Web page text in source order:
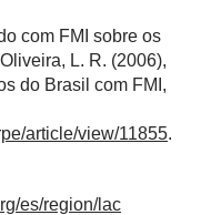
com FMI sobre os
L. R. (2006),
do Brasil com FMI,
article/view/11855.
es/region/lac